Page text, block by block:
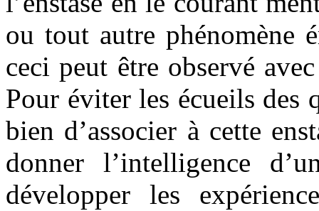
ou tout autre phénomène
ceci peut être observé
Pour éviter les écueils des
bien d’associer à cette
donner l’intelligence
développer les